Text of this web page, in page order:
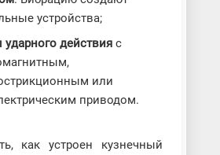
устройства;
действияс
или
приводом.
как устроен кузнечный